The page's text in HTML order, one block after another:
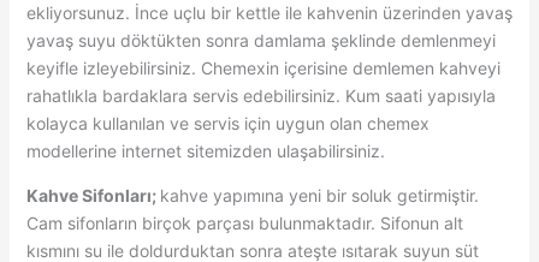
ekliyorsunuz. İnce uçlu bir kettle ile kahvenin üzerinden yavaş
yavaş suyu döktükten sonra damlama şeklinde demlenmeyi
keyifle izleyebilirsiniz. Chemexin içerisine demlemen kahveyi
rahatlıkla bardaklara servis edebilirsiniz. Kum saati yapısıyla
kolayca kullanılan ve servis için uygun olan chemex
modellerine internet sitemizden ulaşabilirsiniz.
Kahve Sifonları; kahve yapımına yeni bir soluk getirmiştir.
Cam sifonların birçok parçası bulunmaktadır. Sifonun alt
kısmını su ile doldurduktan sonra ateşte ısıtarak suyun süt